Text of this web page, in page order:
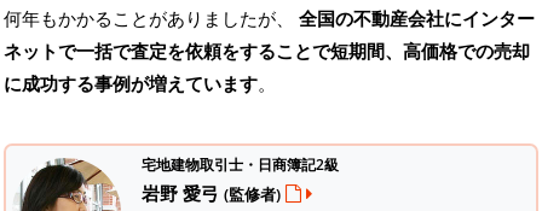
何年もかかることがありましたが、 全国の不動産会社にインター
ネットで一括で査定を依頼をすることで短期間、高価格での売却
に成功する事例が増えています。
宅地建物取引士・日商簿記2級
岩野 愛弓 (監修者)